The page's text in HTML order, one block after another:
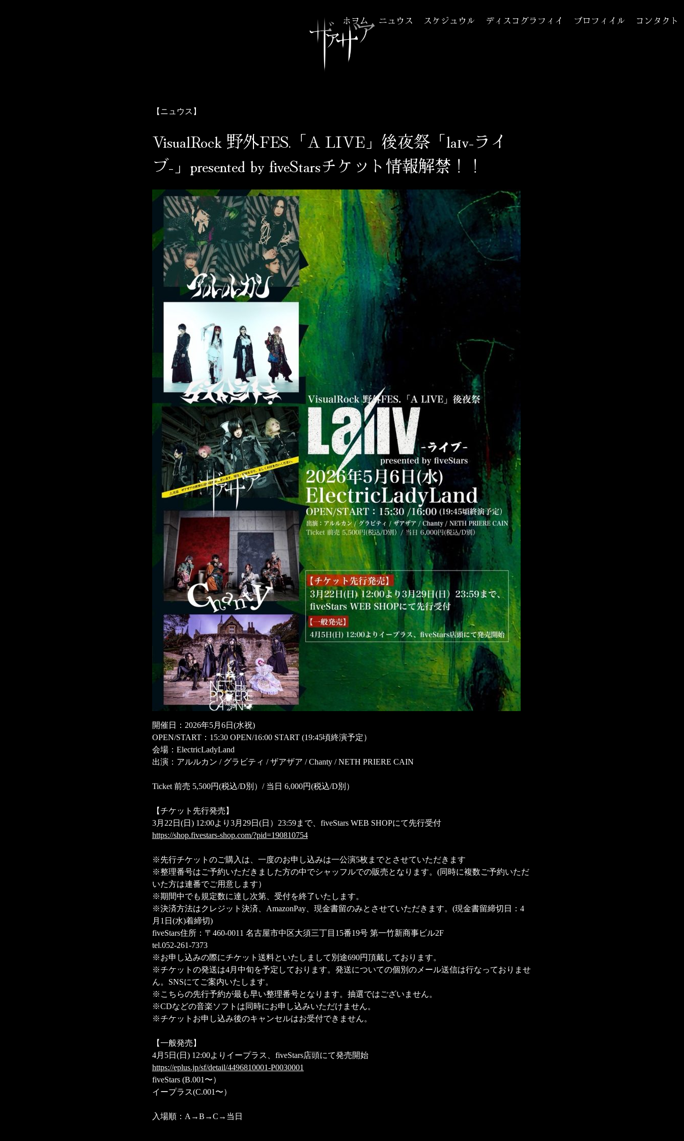
ホヲム ニュウス スケジュウル ディスコグラフィイ プロフィイル コンタクト
【ニュウス】
VisualRock 野外FES.「A LIVE」後夜祭「laɪv-ライ
ブ-」presented by fiveStarsチケット情報解禁！！
開催日：2026年5月6日(水祝)
OPEN/START：15:30 OPEN/16:00 START (19:45頃終演予定）
会場：ElectricLadyLand
出演：アルルカン / グラビティ / ザアザア / Chanty / NETH PRIERE CAIN
Ticket 前売 5,500円(税込/D別）/ 当日 6,000円(税込/D別）
【チケット先行発売】
3月22日(日) 12:00より3月29日(日）23:59まで、fiveStars WEB SHOPにて先行受付
https://shop.fivestars-shop.com/?pid=190810754
※先行チケットのご購入は、一度のお申し込みは一公演5枚までとさせていただきます
※整理番号はご予約いただきました方の中でシャッフルでの販売となります。(同時に複数ご予約いただ
いた方は連番でご用意します）
※期間中でも規定数に達し次第、受付を終了いたします。
※決済方法はクレジット決済、AmazonPay、現金書留のみとさせていただきます。(現金書留締切日：4
月1日(水)着締切)
fiveStars住所：〒460-0011 名古屋市中区大須三丁目15番19号 第一竹新商事ビル2F
tel.052-261-7373
※お申し込みの際にチケット送料といたしまして別途690円頂戴しております。
※チケットの発送は4月中旬を予定しております。発送についての個別のメール送信は行なっておりませ
ん。SNSにてご案内いたします。
※こちらの先行予約が最も早い整理番号となります。抽選ではございません。
※CDなどの音楽ソフトは同時にお申し込みいただけません。
※チケットお申し込み後のキャンセルはお受付できません。
【一般発売】
4月5日(日) 12:00よりイープラス、fiveStars店頭にて発売開始
https://eplus.jp/sf/detail/4496810001-P0030001
fiveStars (B.001〜）
イープラス(C.001〜）
入場順：A→B→C→当日